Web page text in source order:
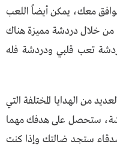
معك، يمكن أيضاً اللعب
خلال دردشة مميزة هناك
تعب قلبي ودردشة فله
من الهدايا المختلفة التي
ستحصل على هدفك مهما
ستجد ضالتك وإذا كنت